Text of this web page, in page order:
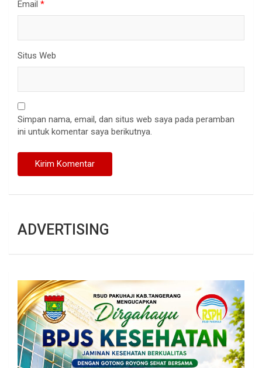
Email *
Situs Web
Simpan nama, email, dan situs web saya pada peramban
ini untuk komentar saya berikutnya.
ADVERTISING